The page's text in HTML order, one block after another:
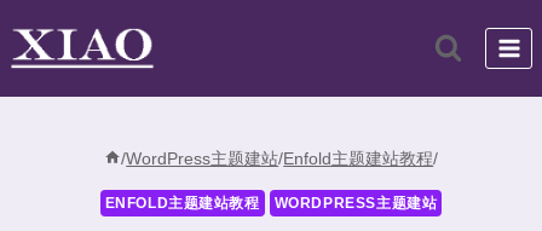
/WordPress主题建站/Enfold主题建站教程/
ENFOLD主题建站教程 WORDPRESS主题建站